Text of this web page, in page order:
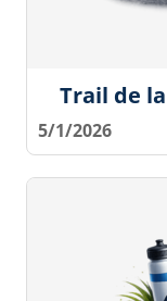
Trail de
5/1/2026